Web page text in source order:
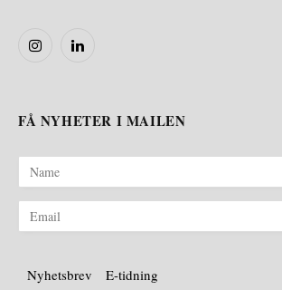
InstagramLinkedIn
FÅ NYHETER I MAILEN
Nyhetsbrev E-tidning